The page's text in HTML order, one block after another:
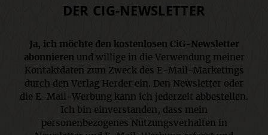
DER CIG-NEWSLETTER
Ja, ich möchte den kostenlosen CiG-Newsletter
abonnieren und willige in die Verwendung meiner
Kontaktdaten zum Zweck des E-Mail-Marketings
durch den Verlag Herder ein. Den Newsletter oder
die E-Mail-Werbung kann ich jederzeit abbestellen.
Ich bin einverstanden, dass mein
personenbezogenes Nutzungsverhalten in